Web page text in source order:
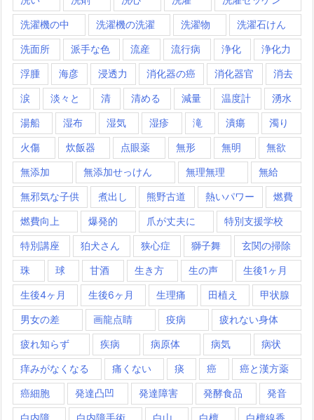
洗濯機の中 洗濯機の洗濯 洗濯物 洗濯石けん
洗面所 派手な色 流産 流行病 浄化 浄化力
浮腫 海彦 浸透力 消化器の癌 消化器官 消去
涙 淡々と 清 清める 減量 温度計 湧水
湯船 湿布 湿気 湿疹 滝 潰瘍 濁り
火傷 炊飯器 点眼薬 無形 無明 無欲
無添加 無添加せっけん 無理無理 無給
無邪気な子供 煮出し 熊野古道 熱いパワー 燃費
燃費向上 爆発的 爪が丈夫に 特別支援学校
特別講座 狛犬さん 狭心症 獅子舞 玄関の掃除
珠 球 甘酒 生き方 生の声 生後1ヶ月
生後4ヶ月 生後6ヶ月 生理痛 田植え 甲状腺
男女の差 画龍点睛 疫病 疲れない身体
疲れ知らず 疾病 病原体 病気 病状
痒みがなくなる 痛くない 痰 癌 癌と漢方薬
癌細胞 発達凸凹 発達障害 発酵食品 発音
白内障 白内障手術 白山 白檀 白檀線香